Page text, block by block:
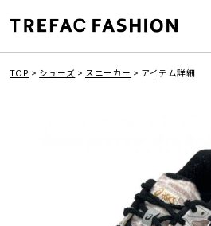
TOP > シューズ > スニーカー > アイテム詳細